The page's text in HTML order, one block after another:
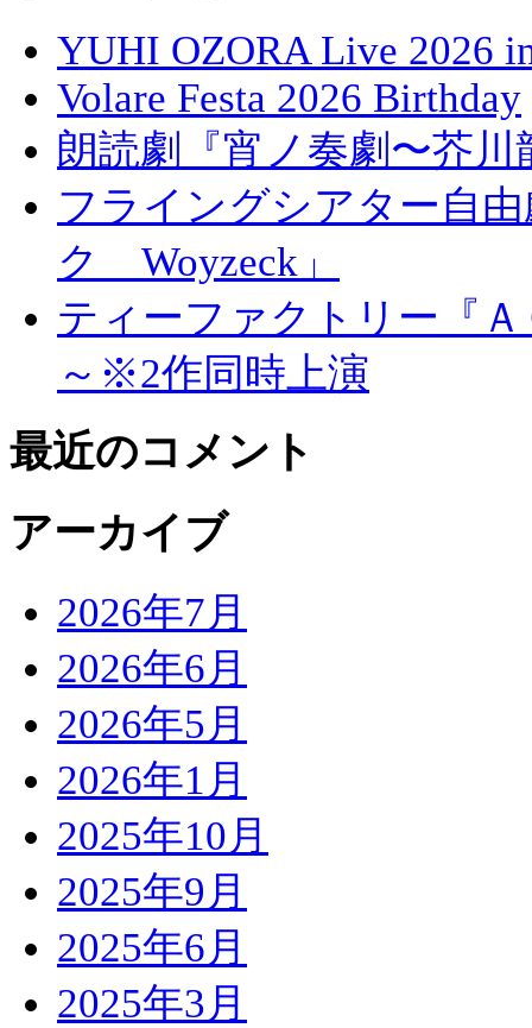
YUHI OZORA Live 2026
Volare Festa 2026 Birthday
朗読劇『宵ノ奏劇〜芥
フライングシアター自
ク Woyzeck」
ティーファクトリー『
～※2作同時上演
最近のコメント
アーカイブ
2026年7月
2026年6月
2026年5月
2026年1月
2025年10月
2025年9月
2025年6月
2025年3月